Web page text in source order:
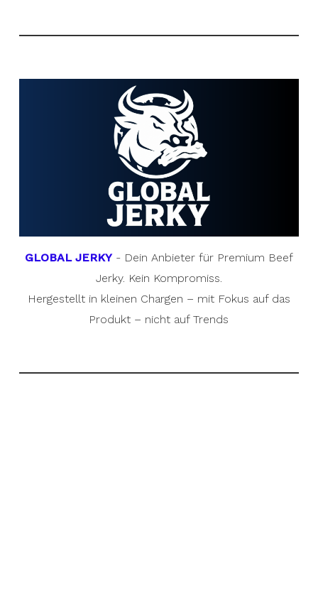
GLOBAL JERKY- Dein Anbieter für Premium Beef
Jerky. Kein Kompromiss.
Hergestellt in kleinen Chargen – mit Fokus auf das
Produkt – nicht auf Trends